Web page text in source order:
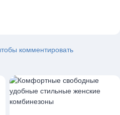
комментировать